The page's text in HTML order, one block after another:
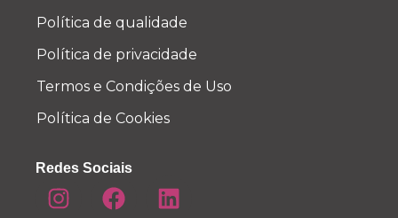
Política de qualidade
Política de privacidade
Termos e Condições de Uso
Política de Cookies
Redes Sociais